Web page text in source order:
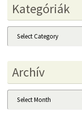
Kategóriák
Kategóriák
Archív
Archív